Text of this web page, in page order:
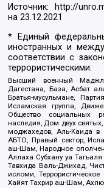
Источник: http://
на23.12.2021
* Единый
иностранных и
соответствии с
террористическими:
Высший военный
Дагестана, База, Асбат
Братья-мусульмане,
Исламская группа,
Общество социальных
наследия, Дом двух
моджахедов, Аль-Каида в
АБТО, Правый сектор,
аш-Шам, Народное
Аллаха Субхану уа
Тавхида Валь-Джихад,
исломи,
Хайят Тахрир аш-Шам,